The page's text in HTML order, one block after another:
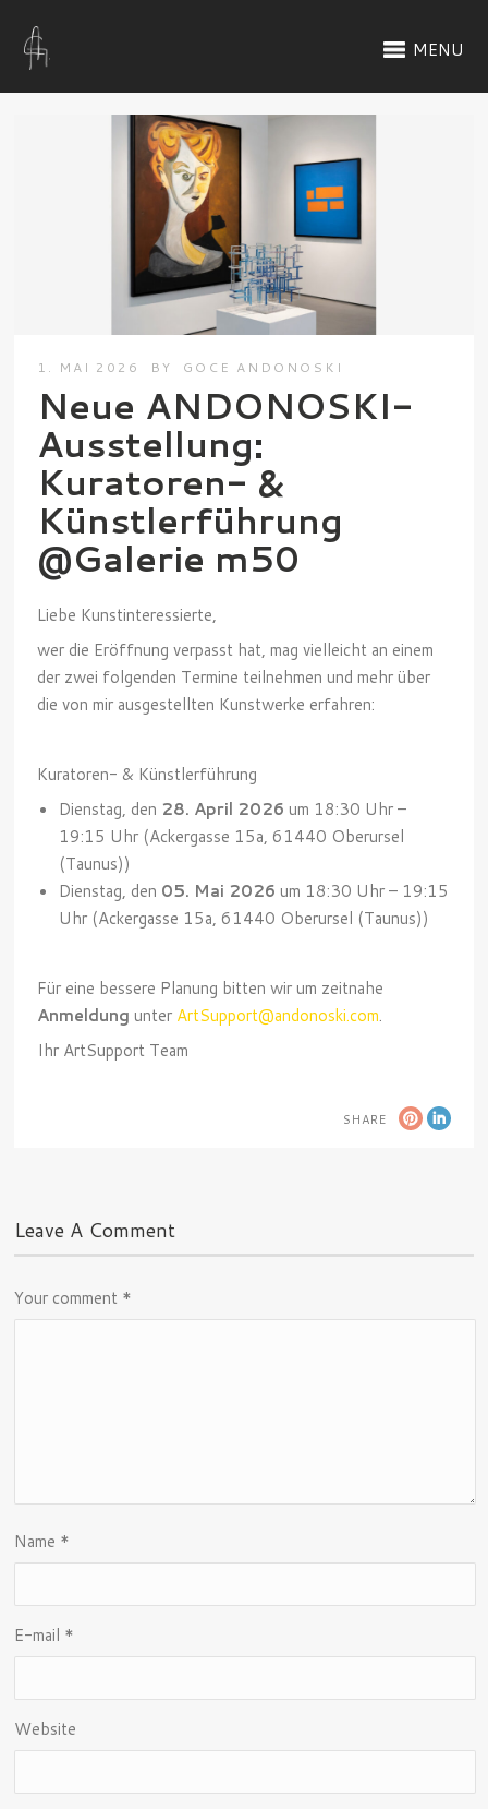
MENU
1. MAI 2026 BY GOCE ANDONOSKI
Neue ANDONOSKI-
Ausstellung:
Kuratoren- &
Künstlerführung
@Galerie m50
Liebe Kunstinteressierte,
wer die Eröffnung verpasst hat, mag vielleicht an einem
der zwei folgenden Termine teilnehmen und mehr über
die von mir ausgestellten Kunstwerke erfahren:
Kuratoren- & Künstlerführung
Dienstag, den 28. April 2026 um 18:30 Uhr –
19:15 Uhr (Ackergasse 15a, 61440 Oberursel
(Taunus))
Dienstag, den 05. Mai 2026 um 18:30 Uhr – 19:15
Uhr (Ackergasse 15a, 61440 Oberursel (Taunus))
Für eine bessere Planung bitten wir um zeitnahe
Anmeldungunter ArtSupport@andonoski.com.
Ihr ArtSupport Team
SHARE
Leave A Comment
Your comment *
Name *
E-mail *
Website